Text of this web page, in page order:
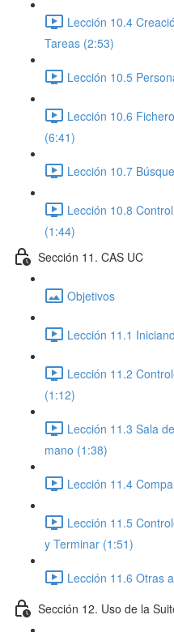
Lección 10.4
Tareas (2:53)
Lección 10.5
Lección 10.6
(6:41)
Lección 10.7
Lección 10.8
(1:44)
Sección 11. CAS UC
Objetivos
Lección 11.1
Lección 11.2
(1:12)
Lección 11.3 Sala
mano (1:38)
Lección 11.4
Lección 11.5
y Terminar (1:51)
Lección 11.6 Otras
Sección 12. Uso de la